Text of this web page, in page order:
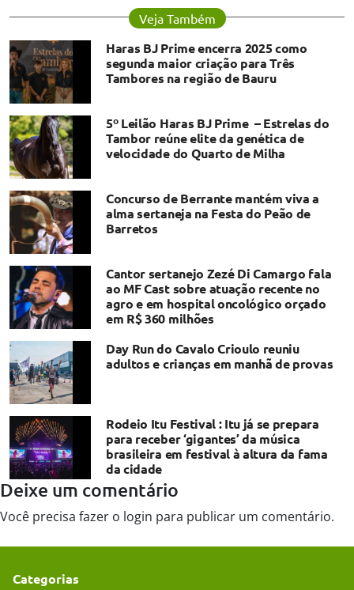
Veja Também
Haras BJ Prime encerra 2025 como
segunda maior criação para Três
Tambores na região de Bauru
5º Leilão Haras BJ Prime – Estrelas do
Tambor reúne elite da genética de
velocidade do Quarto de Milha
Concurso de Berrante mantém viva a
alma sertaneja na Festa do Peão de
Barretos
Cantor sertanejo Zezé Di Camargo fala
ao MF Cast sobre atuação recente no
agro e em hospital oncológico orçado
em R$ 360 milhões
Day Run do Cavalo Crioulo reuniu
adultos e crianças em manhã de provas
Rodeio Itu Festival : Itu já se prepara
para receber ‘gigantes’ da música
brasileira em festival à altura da fama
da cidade
Deixe um comentário
Você precisa fazer o login para publicar um comentário.
Categorias